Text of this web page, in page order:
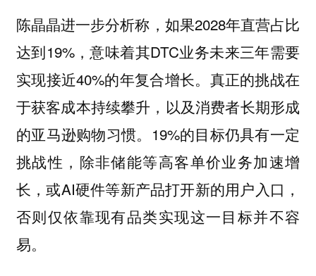
陈晶晶进一步分析称，如果2028年直营占比
达到19%，意味着其DTC业务未来三年需要
实现接近40%的年复合增长。真正的挑战在
于获客成本持续攀升，以及消费者长期形成
的亚马逊购物习惯。19%的目标仍具有一定
挑战性，除非储能等高客单价业务加速增
长，或AI硬件等新产品打开新的用户入口，
否则仅依靠现有品类实现这一目标并不容
易。